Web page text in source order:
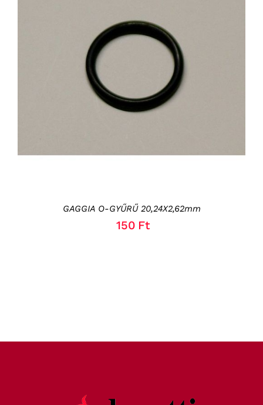
KOSÁRBA TESZEM RÉSZLETEK
GAGGIA O-GYŰRŰ 20,24X2,62mm
150 Ft